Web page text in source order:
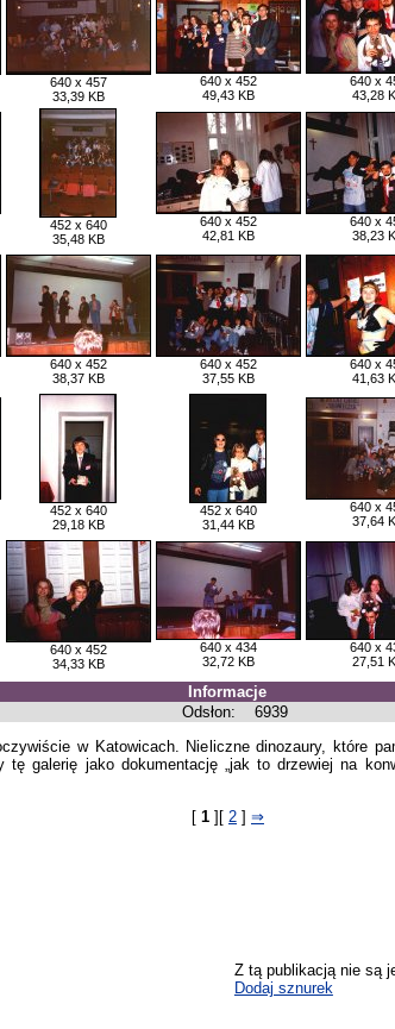
640 x 457
33,39 KB
640 x 452
49,43 KB
640 x
43,28
452 x 640
35,48 KB
640 x 452
42,81 KB
640 x
38,23
640 x 452
38,37 KB
640 x 452
37,55 KB
640 x
41,63
452 x 640
29,18 KB
452 x 640
31,44 KB
640 x
37,64
640 x 452
34,33 KB
640 x 434
32,72 KB
640 x
27,51
Informacje
Odsłon: 6939
w Katowicach. Nieliczne dinozaury, które
galerię jako dokumentację „jak to drzewiej na
[ 1 ][ 2 ] ⇒
Z tą publikacją nie są
Dodaj sznurek